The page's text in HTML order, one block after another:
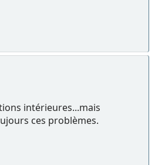
intérieures...mais
ces problèmes.